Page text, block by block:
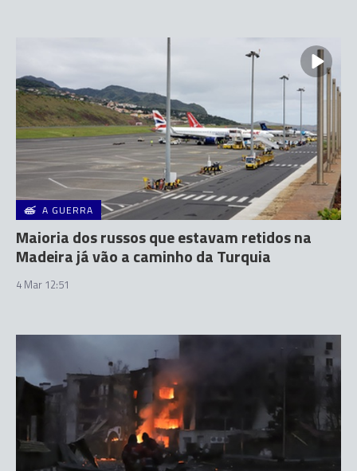
A GUERRA
Maioria dos russos que estavam retidos na
Madeira já vão a caminho da Turquia
4 Mar 12:51